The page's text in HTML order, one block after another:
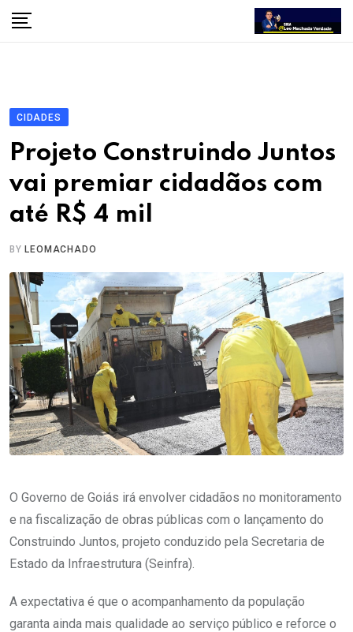
Skip
CIDADES
Projeto Construindo Juntos
vai premiar cidadãos com
até R$ 4 mil
BYLEOMACHADO
O Governo de Goiás irá envolver cidadãos no monitoramento
e na fiscalização de obras públicas com o lançamento do
Construindo Juntos, projeto conduzido pela Secretaria de
Estado da Infraestrutura (Seinfra).
A expectativa é que o acompanhamento da população
garanta ainda mais qualidade ao serviço público e reforce o